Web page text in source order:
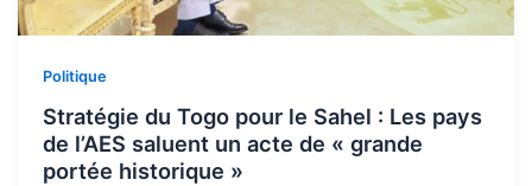
Politique
Stratégie du Togo pour le Sahel : Les pays
de l’AES saluent un acte de « grande
portée historique »